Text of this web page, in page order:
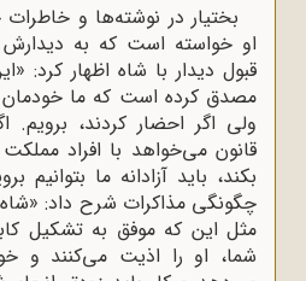
بختیار در نوشته‌ها و
او خواسته است که به دیدارش
قبول دیدار با شاه اظهار
مصدق کرده است که ما خودمان
ولی اگر احضار کردند،
قانون می‌خواهد با افراد
بکند، باید آزادانه ما
چگونگی مذاکرات شرح داد:
مثل این که موفق به تشکیل
شما، او را اذیت می‌کنند و